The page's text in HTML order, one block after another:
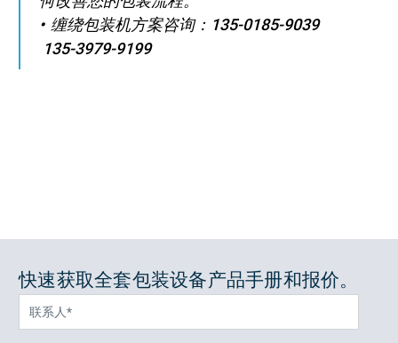
缠绕包装机方案咨询：135-0185-9039
135-3979-9199
快速获取全套包装设备产品手册和报价。